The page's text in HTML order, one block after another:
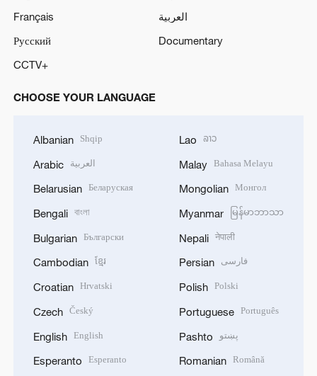
Français
العربية
Русский
Documentary
CCTV+
CHOOSE YOUR LANGUAGE
Albanian Shqip
Arabic العربية
Belarusian Беларуская
Bengali বাংলা
Bulgarian Български
Cambodian ខ្មែរ
Croatian Hrvatski
Czech Český
English English
Esperanto Esperanto
Lao ລາວ
Malay Bahasa Melayu
Mongolian Монгол
Myanmar မြန်မာဘာသာ
Nepali नेपाली
Persian فارسی
Polish Polski
Portuguese Português
Pashto پښتو
Romanian Română